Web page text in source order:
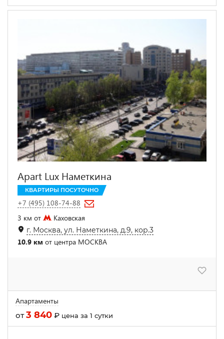
Apart Lux Наметкина
КВАРТИРЫ ПОСУТОЧНО
+7 (495) 108-74-88
3 км от
Каховская
г. Москва, ул. Наметкина, д.9, кор.3
10.9 км от центра МОСКВА
Апартаменты
от3 840 ₽ цена за 1 сутки